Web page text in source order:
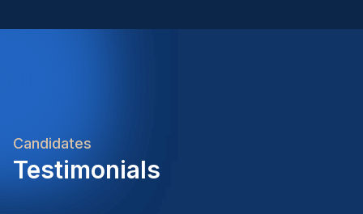
Candidates
Testimonials